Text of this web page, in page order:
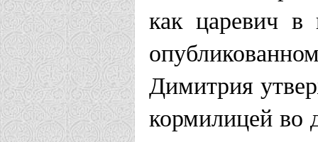
как царевич в
Димитрия
кормилицей во